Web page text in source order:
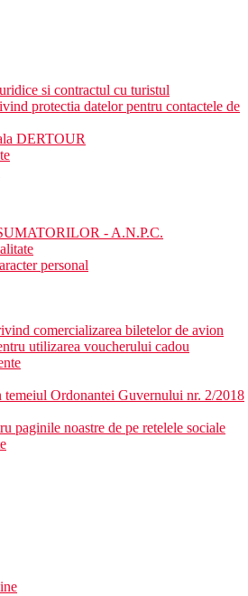
si contractul cu turistul
protectia datelor pentru contactele de
DERTOUR
- A.N.P.C.
personal
comercializarea biletelor de avion
utilizarea voucherului cadou
Ordonantei Guvernului nr. 2/2018
paginile noastre de pe retelele sociale